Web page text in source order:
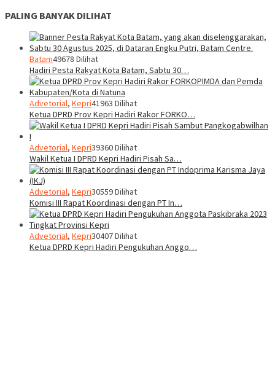
PALING BANYAK DILIHAT
Batam49678 Dilihat
Hadiri Pesta Rakyat Kota Batam, Sabtu 30…
Advetorial, Kepri41963 Dilihat
Ketua DPRD Prov Kepri Hadiri Rakor FORKO…
Advetorial, Kepri39360 Dilihat
Wakil Ketua I DPRD Kepri Hadiri Pisah Sa…
Advetorial, Kepri30559 Dilihat
Komisi III Rapat Koordinasi dengan PT In…
Advetorial, Kepri30407 Dilihat
Ketua DPRD Kepri Hadiri Pengukuhan Anggo…